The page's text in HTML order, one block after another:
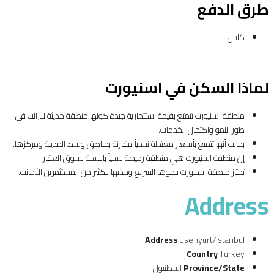
طرق الدفع
كاش
لماذا السكن في اسنيورت
منطقة اسنيورت تتمتع بقيمة استثمارية جيدة كونها منطقة حديثة لازالت في
طور النمو واكتمال الخدمات.
بجانب أنها تتمتع بأسعار معتدلة نسبياً مقارنة بمناطق وسط المدينة ومركزها.
إن منطقة اسنيورت هي منطقة رخيصة نسبياً بالنسبة لسوق العقار.
تمتاز منطقة اسنيورت بنموها السريع وجذبها للكثير من المستثمرين الأجانب.
Address
AddressEsenyurt/İstanbul
CountryTurkey
Province/Stateاسطنبول